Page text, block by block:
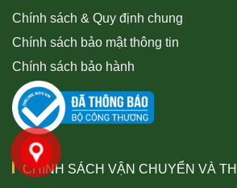
Chính sách & Quy định chung
Chính sách bảo mật thông tin
Chính sách bảo hành
CHÍNH SÁCH VẬN CHUYỂN VÀ